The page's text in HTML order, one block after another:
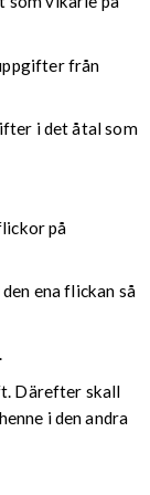
från
i det åtal som
på
ena flickan så
Därefter skall
i den andra